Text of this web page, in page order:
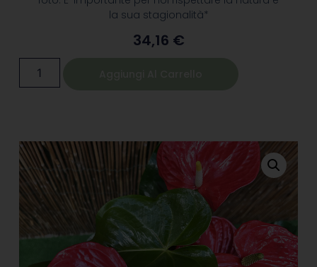
la sua stagionalità*
34,16 €
642453